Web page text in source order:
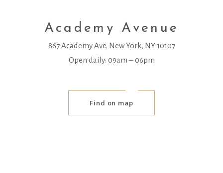
Academy Avenue
867 Academy Ave. New York, NY 10107
Open daily: 09am ‒ 06pm
Find on map